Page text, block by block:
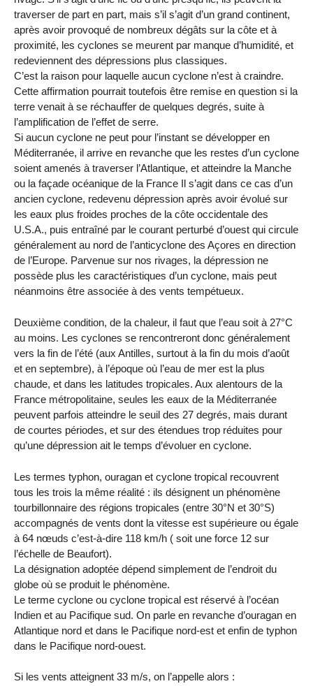
traverser de part en part, mais s’il s’agit d’un grand continent,
après avoir provoqué de nombreux dégâts sur la côte et à
proximité, les cyclones se meurent par manque d’humidité, et
redeviennent des dépressions plus classiques.
C’est la raison pour laquelle aucun cyclone n’est à craindre.
Cette affirmation pourrait toutefois être remise en question si la
terre venait à se réchauffer de quelques degrés, suite à
l’amplification de l’effet de serre.
Si aucun cyclone ne peut pour l’instant se développer en
Méditerranée, il arrive en revanche que les restes d’un cyclone
soient amenés à traverser l’Atlantique, et atteindre la Manche
ou la façade océanique de la France Il s’agit dans ce cas d’un
ancien cyclone, redevenu dépression après avoir évolué sur
les eaux plus froides proches de la côte occidentale des
U.S.A., puis entraîné par le courant perturbé d’ouest qui circule
généralement au nord de l’anticyclone des Açores en direction
de l’Europe. Parvenue sur nos rivages, la dépression ne
possède plus les caractéristiques d’un cyclone, mais peut
néanmoins être associée à des vents tempétueux.
Deuxième condition, de la chaleur, il faut que l’eau soit à 27°C
au moins. Les cyclones se rencontreront donc généralement
vers la fin de l’été (aux Antilles, surtout à la fin du mois d’août
et en septembre), à l’époque où l’eau de mer est la plus
chaude, et dans les latitudes tropicales. Aux alentours de la
France métropolitaine, seules les eaux de la Méditerranée
peuvent parfois atteindre le seuil des 27 degrés, mais durant
de courtes périodes, et sur des étendues trop réduites pour
qu’une dépression ait le temps d’évoluer en cyclone.
Les termes typhon, ouragan et cyclone tropical recouvrent
tous les trois la même réalité : ils désignent un phénomène
tourbillonnaire des régions tropicales (entre 30°N et 30°S)
accompagnés de vents dont la vitesse est supérieure ou égale
à 64 nœuds c’est-à-dire 118 km/h ( soit une force 12 sur
l’échelle de Beaufort).
La désignation adoptée dépend simplement de l’endroit du
globe où se produit le phénomène.
Le terme cyclone ou cyclone tropical est réservé à l’océan
Indien et au Pacifique sud. On parle en revanche d’ouragan en
Atlantique nord et dans le Pacifique nord-est et enfin de typhon
dans le Pacifique nord-ouest.
Si les vents atteignent 33 m/s, on l’appelle alors :